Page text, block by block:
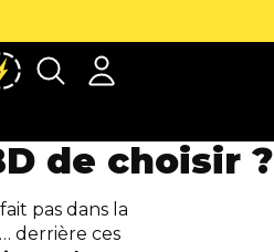
de choisir ?
pas dans la
derrière ces